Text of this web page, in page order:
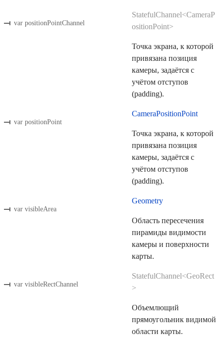
var positionPointChannel
StatefulChannel<CameraP
ositionPoint>
Точка экрана, к которой
привязана позиция
камеры, задаётся с
учётом отступов
(padding).
var positionPoint
CameraPositionPoint
Точка экрана, к которой
привязана позиция
камеры, задаётся с
учётом отступов
(padding).
var visibleArea
Geometry
Область пересечения
пирамиды видимости
камеры и поверхности
карты.
var visibleRectChannel
StatefulChannel<GeoRect
>
Объемлющий
прямоугольник видимой
области карты.